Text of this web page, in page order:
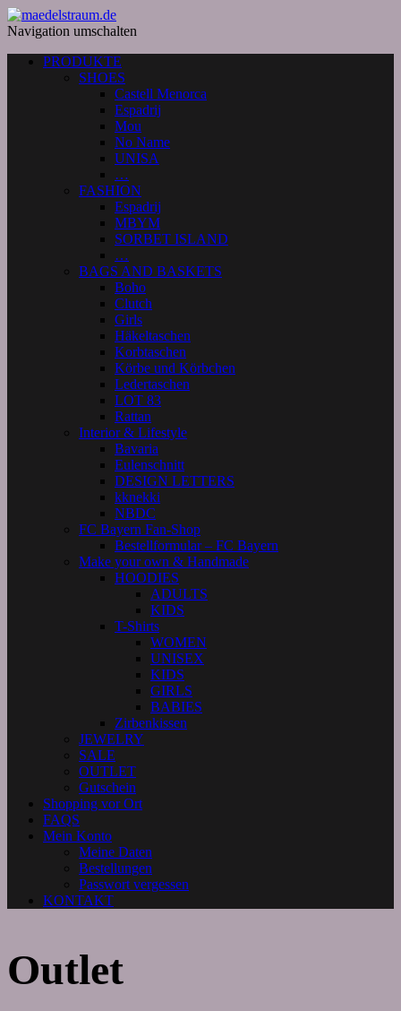
Navigation umschalten
PRODUKTE
SHOES
Castell Menorca
Espadrij
Mou
No Name
UNISA
…
FASHION
Espadrij
MBYM
SORBET ISLAND
…
BAGS AND BASKETS
Boho
Clutch
Girls
Häkeltaschen
Korbtaschen
Körbe und Körbchen
Ledertaschen
LOT 83
Rattan
Interior & Lifestyle
Bavaria
Eulenschnitt
DESIGN LETTERS
kknekki
NBDC
FC Bayern Fan-Shop
Bestellformular – FC Bayern
Make your own & Handmade
HOODIES
ADULTS
KIDS
T-Shirts
WOMEN
UNISEX
KIDS
GIRLS
BABIES
Zirbenkissen
JEWELRY
SALE
OUTLET
Gutschein
Shopping vor Ort
FAQS
Mein Konto
Meine Daten
Bestellungen
Passwort vergessen
KONTAKT
Outlet